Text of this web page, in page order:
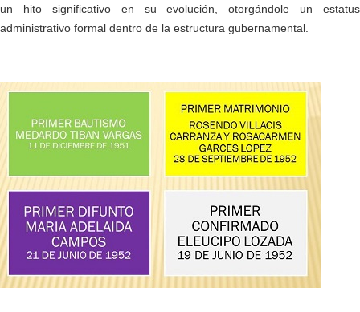
un hito significativo en su evolución, otorgándole un estatus
administrativo formal dentro de la estructura gubernamental.